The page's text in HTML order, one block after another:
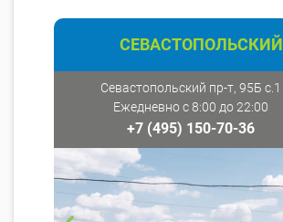
СЕВАСТОПОЛЬСКИЙ
Севастопольский пр-т, 95Б с.1
Ежедневно с 8:00 до 22:00
+7 (495) 150-70-36